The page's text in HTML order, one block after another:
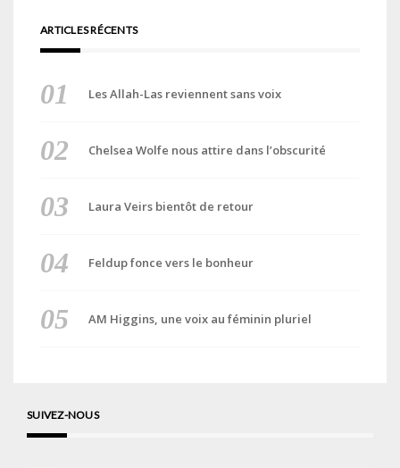
ARTICLES RÉCENTS
Les Allah-Las reviennent sans voix
Chelsea Wolfe nous attire dans l’obscurité
Laura Veirs bientôt de retour
Feldup fonce vers le bonheur
AM Higgins, une voix au féminin pluriel
SUIVEZ-NOUS